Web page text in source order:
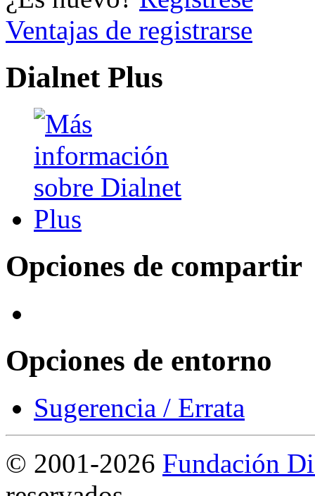
Ventajas de registrarse
Dialnet Plus
Opciones de compartir
Opciones de entorno
Sugerencia / Errata
© 2001-2026 Fundación